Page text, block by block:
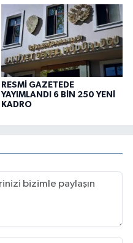
RESMİ GAZETEDE
YAYIMLANDI 6 BİN 250 YENİ
KADRO